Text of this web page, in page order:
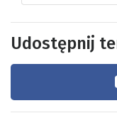
Udostępnij